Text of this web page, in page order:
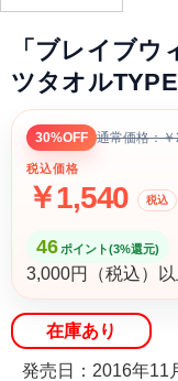
「ブレイブ
ツタオル
30%OFF 通常価格：
税込価格
￥1,540 税込
46 ポイント(3%還元)
3,000円（税込）
在庫あり
発売日：2016年11